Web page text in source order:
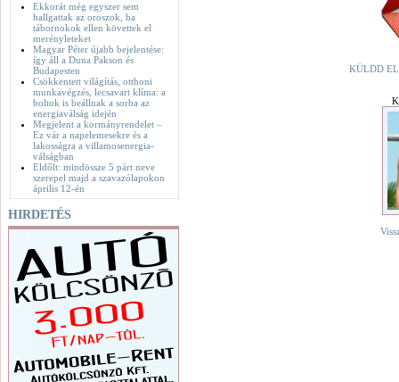
Ekkorát még egyszer sem
hallgattak az oroszok, ha
tábornokok ellen követtek el
merényleteket
Magyar Péter újabb bejelentése:
így áll a Duna Pakson és
Budapesten
Csökkentett világítás, otthoni
munkavégzés, lecsavart klíma: a
boltok is beállnak a sorba az
energiaválság idején
Megjelent a kormányrendelet –
Ez vár a napelemesekre és a
lakosságra a villamosenergia-
válságban
Eldőlt: mindössze 5 párt neve
szerepel majd a szavazólapokon
április 12-én
HIRDETÉS
KÜLDD